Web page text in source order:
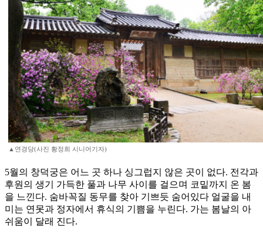
▲연경당(사진 황정희 시니어기자)
5월의 창덕궁은 어느 곳 하나 싱그럽지 않은 곳이 없다. 전각과
후원의 생기 가득한 풀과 나무 사이를 걸으며 코밑까지 온 봄
을 느낀다. 숨바꼭질 동무를 찾아 기쁘듯 숨어있다 얼굴을 내
미는 연못과 정자에서 휴식의 기쁨을 누린다. 가는 봄날의 아
쉬움이 달래 진다.